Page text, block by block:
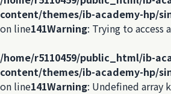
content/themes/ib-academy-hp/
on line141Warning: Trying to access
/home/r5110459/public_html/ib-
content/themes/ib-academy-hp/
on line141Warning: Undefined array